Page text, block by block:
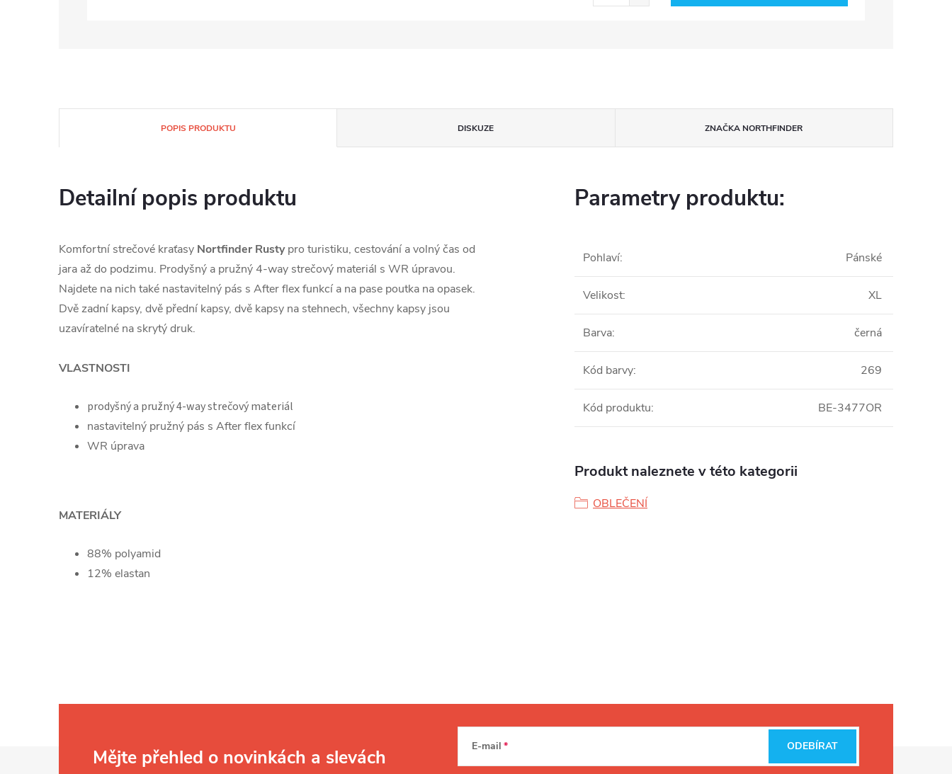
POPIS PRODUKTU DISKUZE ZNAČKA NORTHFINDER
Detailní popis produktu
Komfortní strečové kraťasy Nortfinder Rustypro turistiku, cestování a volný čas od
jara až do podzimu. Prodyšný a pružný 4-way strečový materiál s WR úpravou.
Najdete na nich také nastavitelný pás s After flex funkcí a na pase poutka na opasek.
Dvě zadní kapsy, dvě přední kapsy, dvě kapsy na stehnech, všechny kapsy jsou
uzavíratelné na skrytý druk.
VLASTNOSTI
prodyšný a pružný 4-way strečový materiál
nastavitelný pružný pás s After flex funkcí
WR úprava
MATERIÁLY
88% polyamid
12% elastan
Parametry produktu:
Pohlaví: Pánské
Velikost: XL
Barva: černá
Kód barvy: 269
Kód produktu: BE-3477OR
Produkt naleznete v této kategorii
OBLEČENÍ
Mějte přehled o novinkách a slevách E-mail ODEBÍRAT